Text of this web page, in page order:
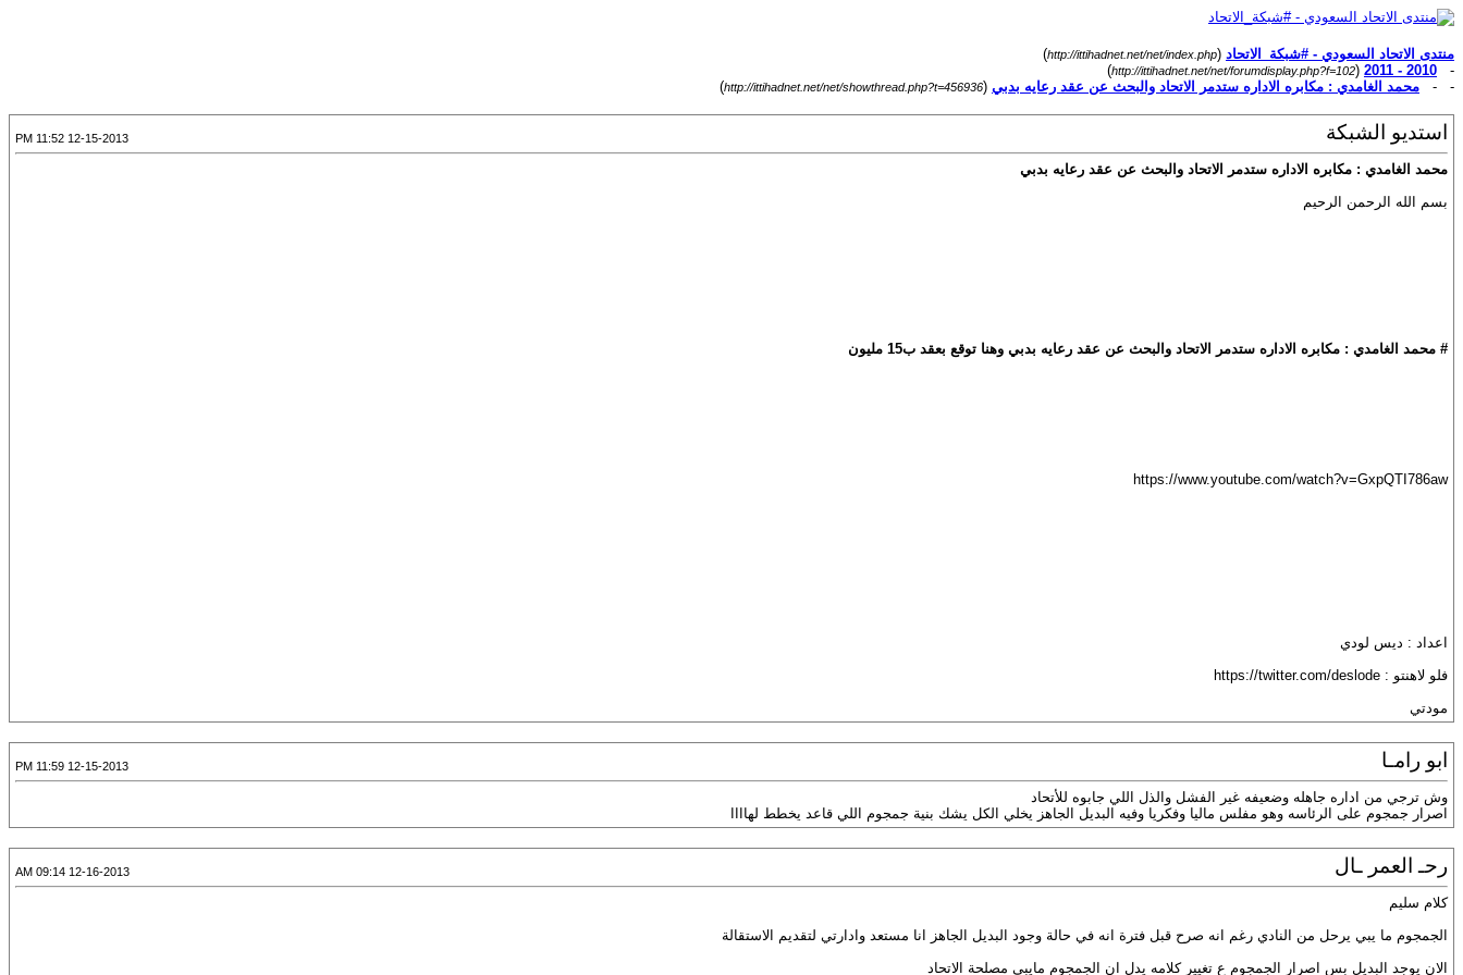
منتدى الاتحاد السعودي - #شبكة_الاتحاد (
http://ittihadnet.net/net/index.php
)
-
2010 - 2011
(
http://ittihadnet.net/net/forumdisplay.php?f=102
)
- - محمد الغامدي : مكابره الاداره ستدمر الاتحاد والبحث عن عقد رعايه بدبي (
http://ittihadnet.net/net/showthread.php?t=456936
)
استديو الشبكة 12-15-2013 11:52 PM
محمد الغامدي : مكابره الاداره ستدمر الاتحاد والبحث عن عقد رعايه بدبي
بسم الله الرحمن الرحيم
# محمد الغامدي : مكابره الاداره ستدمر الاتحاد والبحث عن عقد رعايه بدبي وهنا توقع بعقد ب15 مليون
https://www.youtube.com/watch?v=GxpQTI786aw
اعداد : ديس لودي
فلو لاهنتو : https://twitter.com/deslode
مودتي
ابو رامـا 12-15-2013 11:59 PM
وش ترجي من اداره جاهله وضعيفه غير الفشل والذل اللي جابوه للأتحاد
اصرار جمجوم على الرئاسه وهو مفلس ماليا وفكريا وفيه البديل الجاهز يخلي الكل يشك بنية جمجوم اللي قاعد يخطط لهاااا
رحـ العمر ـال 12-16-2013 09:14 AM
كلام سليم
الجمجوم ما يبي يرحل من النادي رغم انه صرح قبل فترة انه في حالة وجود البديل الجاهز انا مستعد وادارتي لتقديم الاستقالة
الان يوجد البديل بس اصرار الجمجوم ع تغيير كلامه يدل ان الجمجوم مايبي مصلحة الاتحاد